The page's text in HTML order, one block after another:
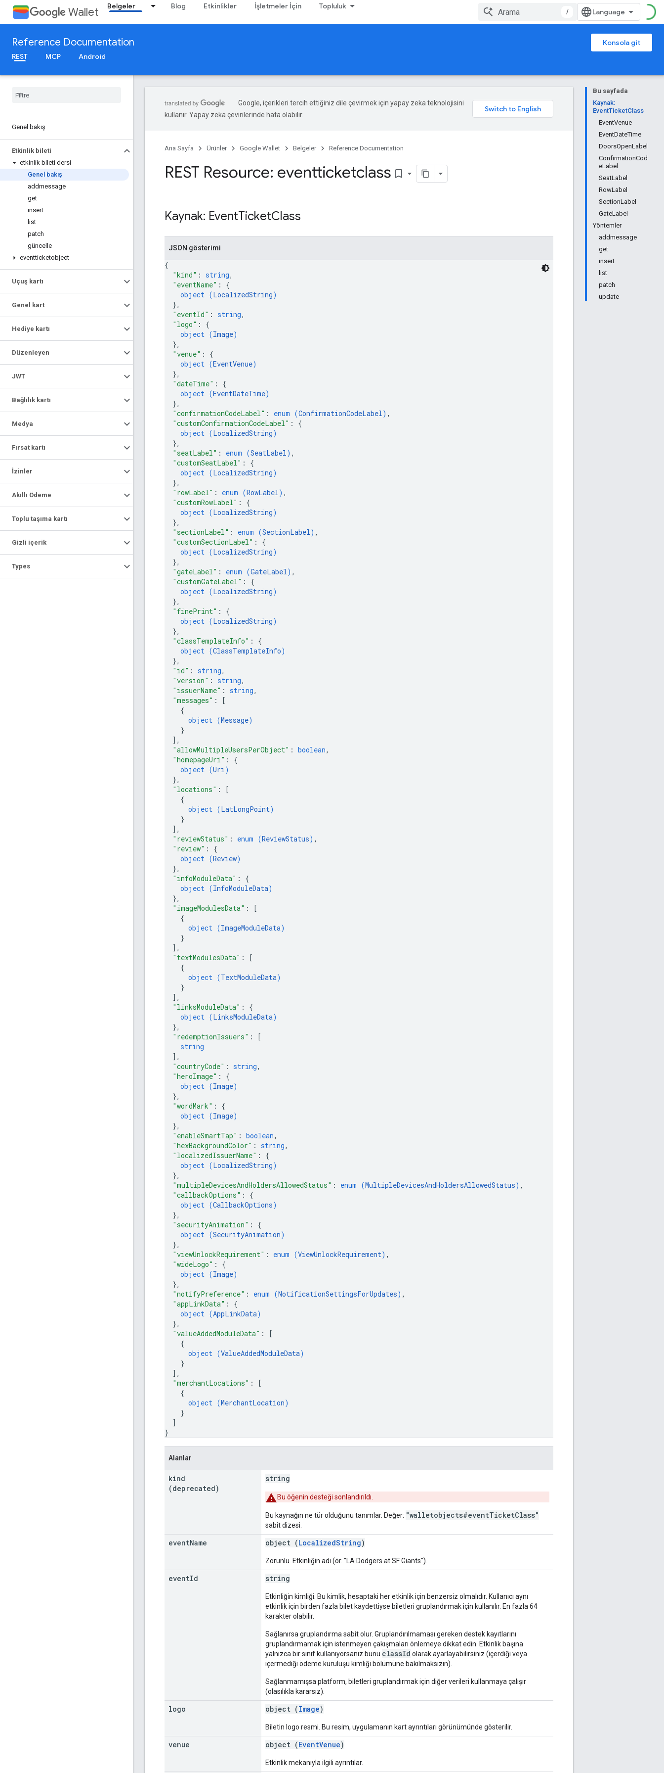
Wallet Belgeler Blog Etkinlikler İşletmeler İçin Topluluk
/
Reference Documentation
Konsola git
REST
MCP Android
Genel bakış
Etkinlik bileti
etkinlik bileti dersi
Genel bakış
addmessage
get
insert
list
patch
güncelle
eventticketobject
Uçuş kartı
Genel kart
Hediye kartı
Düzenleyen
JWT
Bağlılık kartı
Medya
Fırsat kartı
İzinler
Akıllı Ödeme
Toplu taşıma kartı
Gizli içerik
Types
Bu sayfada
Kaynak:
EventTicketClass
EventVenue
EventDateTime
DoorsOpenLabel
ConfirmationCod
eLabel
SeatLabel
RowLabel
SectionLabel
GateLabel
Yöntemler
addmessage
get
insert
list
patch
update
Google, içerikleri tercih ettiğiniz dile çevirmek için yapay zeka teknolojisini
kullanır. Yapay zeka çevirilerinde hata olabilir.
Ana Sayfa Ürünler Google Wallet Belgeler Reference Documentation
REST Resource: eventticketclass bookmark_border
Kaynak: EventTicketClass
JSON gösterimi
{
"kind" : string,
"eventName" : {
object (LocalizedString)
},
"eventId" : string,
"logo" : {
object (Image)
},
"venue" : {
object (EventVenue)
},
"dateTime" : {
object (EventDateTime)
},
"confirmationCodeLabel" : enum (ConfirmationCodeLabel) ,
"customConfirmationCodeLabel" : {
object (LocalizedString)
},
"seatLabel" : enum (SeatLabel) ,
"customSeatLabel" : {
object (LocalizedString)
},
"rowLabel" : enum (RowLabel) ,
"customRowLabel" : {
object (LocalizedString)
},
"sectionLabel" : enum (SectionLabel) ,
"customSectionLabel" : {
object (LocalizedString)
},
"gateLabel" : enum (GateLabel) ,
"customGateLabel" : {
object (LocalizedString)
},
"finePrint" : {
object (LocalizedString)
},
"classTemplateInfo" : {
object (ClassTemplateInfo)
},
"id" : string,
"version" : string,
"issuerName" : string,
"messages" :
[
{
object (Message)
}
] ,
"allowMultipleUsersPerObject" : boolean,
"homepageUri" : {
object (Uri)
},
"locations" :
[
{
object (LatLongPoint)
}
] ,
"reviewStatus" : enum (ReviewStatus) ,
"review" : {
object (Review)
},
"infoModuleData" : {
object (InfoModuleData)
},
"imageModulesData" :
[
{
object (ImageModuleData)
}
] ,
"textModulesData" :
[
{
object (TextModuleData)
}
] ,
"linksModuleData" : {
object (LinksModuleData)
},
"redemptionIssuers" :
[
string
] ,
"countryCode" : string,
"heroImage" : {
object (Image)
},
"wordMark" : {
object (Image)
},
"enableSmartTap" : boolean,
"hexBackgroundColor" : string,
"localizedIssuerName" : {
object (LocalizedString)
},
"multipleDevicesAndHoldersAllowedStatus" : enum (MultipleDevicesAndHoldersAllowedStatus) ,
"callbackOptions" : {
object (CallbackOptions)
},
"securityAnimation" : {
object (SecurityAnimation)
},
"viewUnlockRequirement" : enum (ViewUnlockRequirement) ,
"wideLogo" : {
object (Image)
},
"notifyPreference" : enum (NotificationSettingsForUpdates) ,
"appLinkData" : {
object (AppLinkData)
},
"valueAddedModuleData" :
[
{
object (ValueAddedModuleData)
}
] ,
"merchantLocations" :
[
{
object (MerchantLocation)
}
]
}
Alanlar
kind
(deprecated)
string
Bu öğenin desteği sonlandırıldı.
Bu kaynağın ne tür olduğunu tanımlar. Değer: "walletobjects#eventTicketClass"
sabit dizesi.
eventName object (LocalizedString)
Zorunlu. Etkinliğin adı (ör. "LA Dodgers at SF Giants").
eventId string
Etkinliğin kimliği. Bu kimlik, hesaptaki her etkinlik için benzersiz olmalıdır. Kullanıcı aynı
etkinlik için birden fazla bilet kaydettiyse biletleri gruplandırmak için kullanılır. En fazla 64
karakter olabilir.
Sağlanırsa gruplandırma sabit olur. Gruplandırılmaması gereken destek kayıtlarını
gruplandırmamak için istenmeyen çakışmaları önlemeye dikkat edin. Etkinlik başına
yalnızca bir sınıf kullanıyorsanız bunu classId olarak ayarlayabilirsiniz (içerdiği veya
içermediği ödeme kuruluşu kimliği bölümüne bakılmaksızın).
Sağlanmamışsa platform, biletleri gruplandırmak için diğer verileri kullanmaya çalışır
(olasılıkla kararsız).
logo object (Image)
Biletin logo resmi. Bu resim, uygulamanın kart ayrıntıları görünümünde gösterilir.
venue object (EventVenue)
Etkinlik mekanıyla ilgili ayrıntılar.